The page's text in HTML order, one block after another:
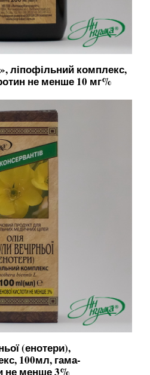
ліпофільний комплекс,
не менше 10 мг%
(енотери),
100мл, гама-
не менше 3%